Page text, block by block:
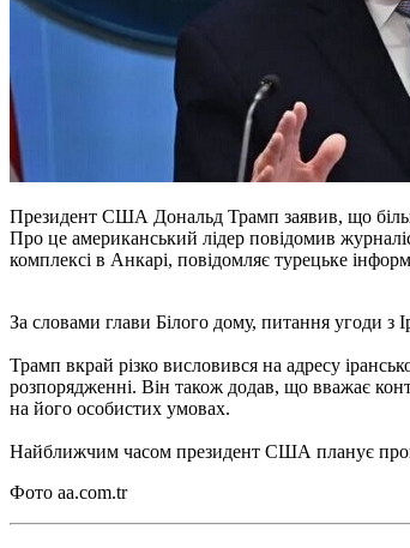
Президент США Дональд Трамп заявив, що
Про це американський лідер повідомив
комплексі в Анкарі, повідомляє турецьке
За словами глави Білого дому, питання угоди з
Трамп вкрай різко висловився на адресу
розпорядженні. Він також додав, що вважає
на його особистих умовах.
Найближчим часом президент США планує
Фото aa.com.tr